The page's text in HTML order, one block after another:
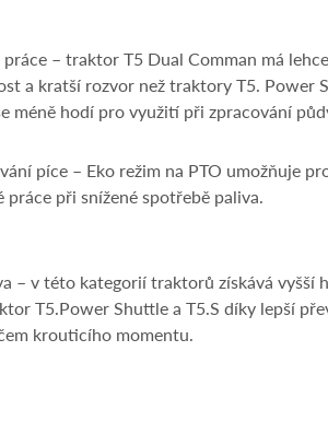
práce – traktor T5 Dual Comman má
a kratší rozvor než traktory T5. Power
méně hodí pro využití při zpracování
píce – Eko režim na PTO umožňuje
práce při snížené spotřebě paliva.
– v této kategorií traktorů získává vyšší
T5.Power Shuttle a T5.S díky lepší
krouticího momentu.